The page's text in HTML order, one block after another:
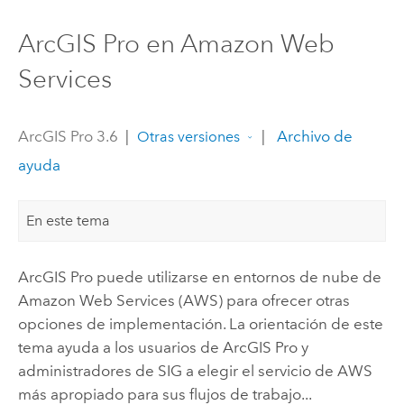
ArcGIS Pro en Amazon Web
Services
ArcGIS Pro 3.6 | Otras versiones |
Archivo de
ayuda
En este tema
ArcGIS Propuede utilizarse en entornos de nube de
Amazon Web Services (AWS)para ofrecer otras
opciones de implementación. La orientación de este
tema ayuda a los usuarios de ArcGIS Proy
administradores de SIG a elegir el servicio de AWS
más apropiado para sus flujos de trabajo...